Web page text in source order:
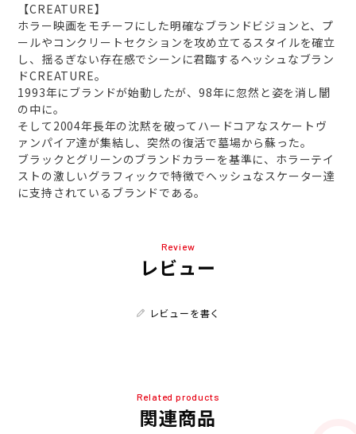
【CREATURE】
ホラー映画をモチーフにした明確なブランドビジョンと、プ
ールやコンクリートセクションを攻め立てるスタイルを確立
し、揺るぎない存在感でシーンに君臨するヘッシュなブラン
ドCREATURE。
1993年にブランドが始動したが、98年に忽然と姿を消し闇
の中に。
そして2004年長年の沈黙を破ってハードコアなスケートヴ
ァンパイア達が集結し、突然の復活で墓場から蘇った。
ブラックとグリーンのブランドカラーを基準に、ホラーテイ
ストの激しいグラフィックで特徴でヘッシュなスケーター達
に支持されているブランドである。
Review
レビュー
レビューを書く
Related products
関連商品